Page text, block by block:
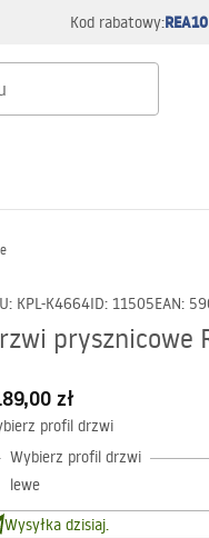
Kod rabatowy:REA10
: KPL-K4664ID: 11505EAN:
prysznicowe
zł
profil drzwi
Wybierz profil drzwi
Wysyłka dzisiaj.